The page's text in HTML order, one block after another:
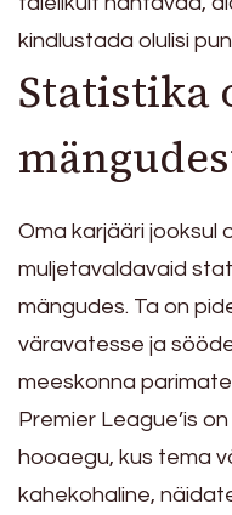
kindlustada olulisi
Statistika
Oma karjääri jooksul
muljetavaldavaid
mängudes. Ta on
väravatesse ja
meeskonna
Premier League’is
hooaegu, kus tema
kahekohaline,